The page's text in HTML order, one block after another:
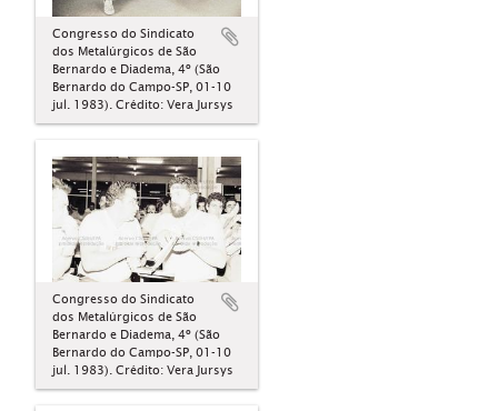
Congresso do Sindicato
dos Metalúrgicos de São
Bernardo e Diadema, 4º (São
Bernardo do Campo-SP, 01-10
jul. 1983). Crédito: Vera Jursys
Congresso do Sindicato
dos Metalúrgicos de São
Bernardo e Diadema, 4º (São
Bernardo do Campo-SP, 01-10
jul. 1983). Crédito: Vera Jursys